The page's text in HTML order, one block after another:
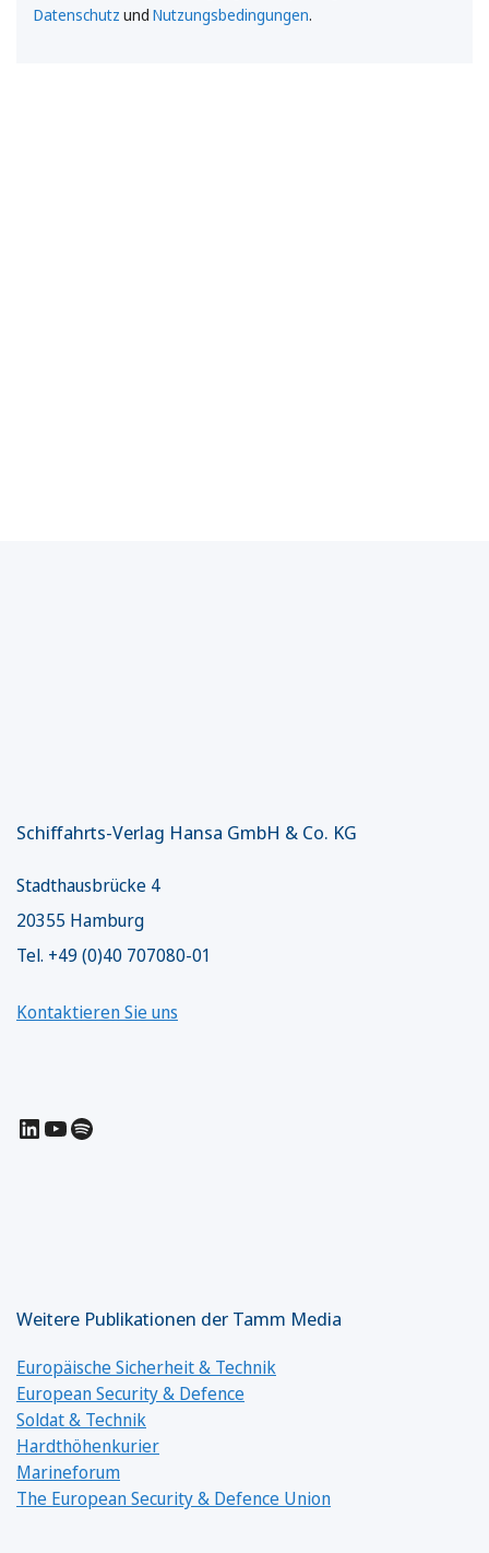
Datenschutz und Nutzungsbedingungen.
Schiffahrts-Verlag Hansa GmbH & Co. KG
Stadthausbrücke 4
20355 Hamburg
Tel. +49 (0)40 707080-01
Kontaktieren Sie uns
LinkedIn
YouTube
Spotify
Weitere Publikationen der Tamm Media
Europäische Sicherheit & Technik
European Security & Defence
Soldat & Technik
Hardthöhenkurier
Marineforum
The European Security & Defence Union